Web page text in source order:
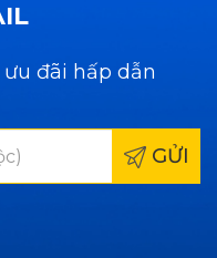
đãi hấp dẫn
GỬI